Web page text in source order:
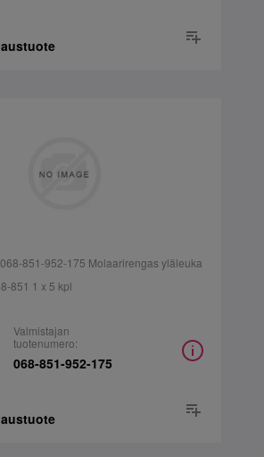
851-952-175 Molaarirengas yläleuka
851 1 x 5 kpl
Valmistajan
tuotenumero:
068-851-952-175